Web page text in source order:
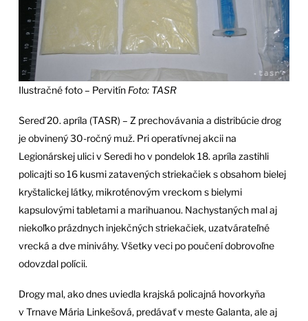
Ilustračné foto – Pervitín Foto: TASR
Sereď 20. apríla (TASR) – Z prechovávania a distribúcie drog
je obvinený 30-ročný muž. Pri operatívnej akcii na
Legionárskej ulici v Seredi ho v pondelok 18. apríla zastihli
policajti so 16 kusmi zatavených striekačiek s obsahom bielej
kryštalickej látky, mikroténovým vreckom s bielymi
kapsulovými tabletami a marihuanou. Nachystaných mal aj
niekoľko prázdnych injekčných striekačiek, uzatvárateľné
vrecká a dve miniváhy. Všetky veci po poučení dobrovoľne
odovzdal polícii.
Drogy mal, ako dnes uviedla krajská policajná hovorkyňa
v Trnave Mária Linkešová, predávať v meste Galanta, ale aj